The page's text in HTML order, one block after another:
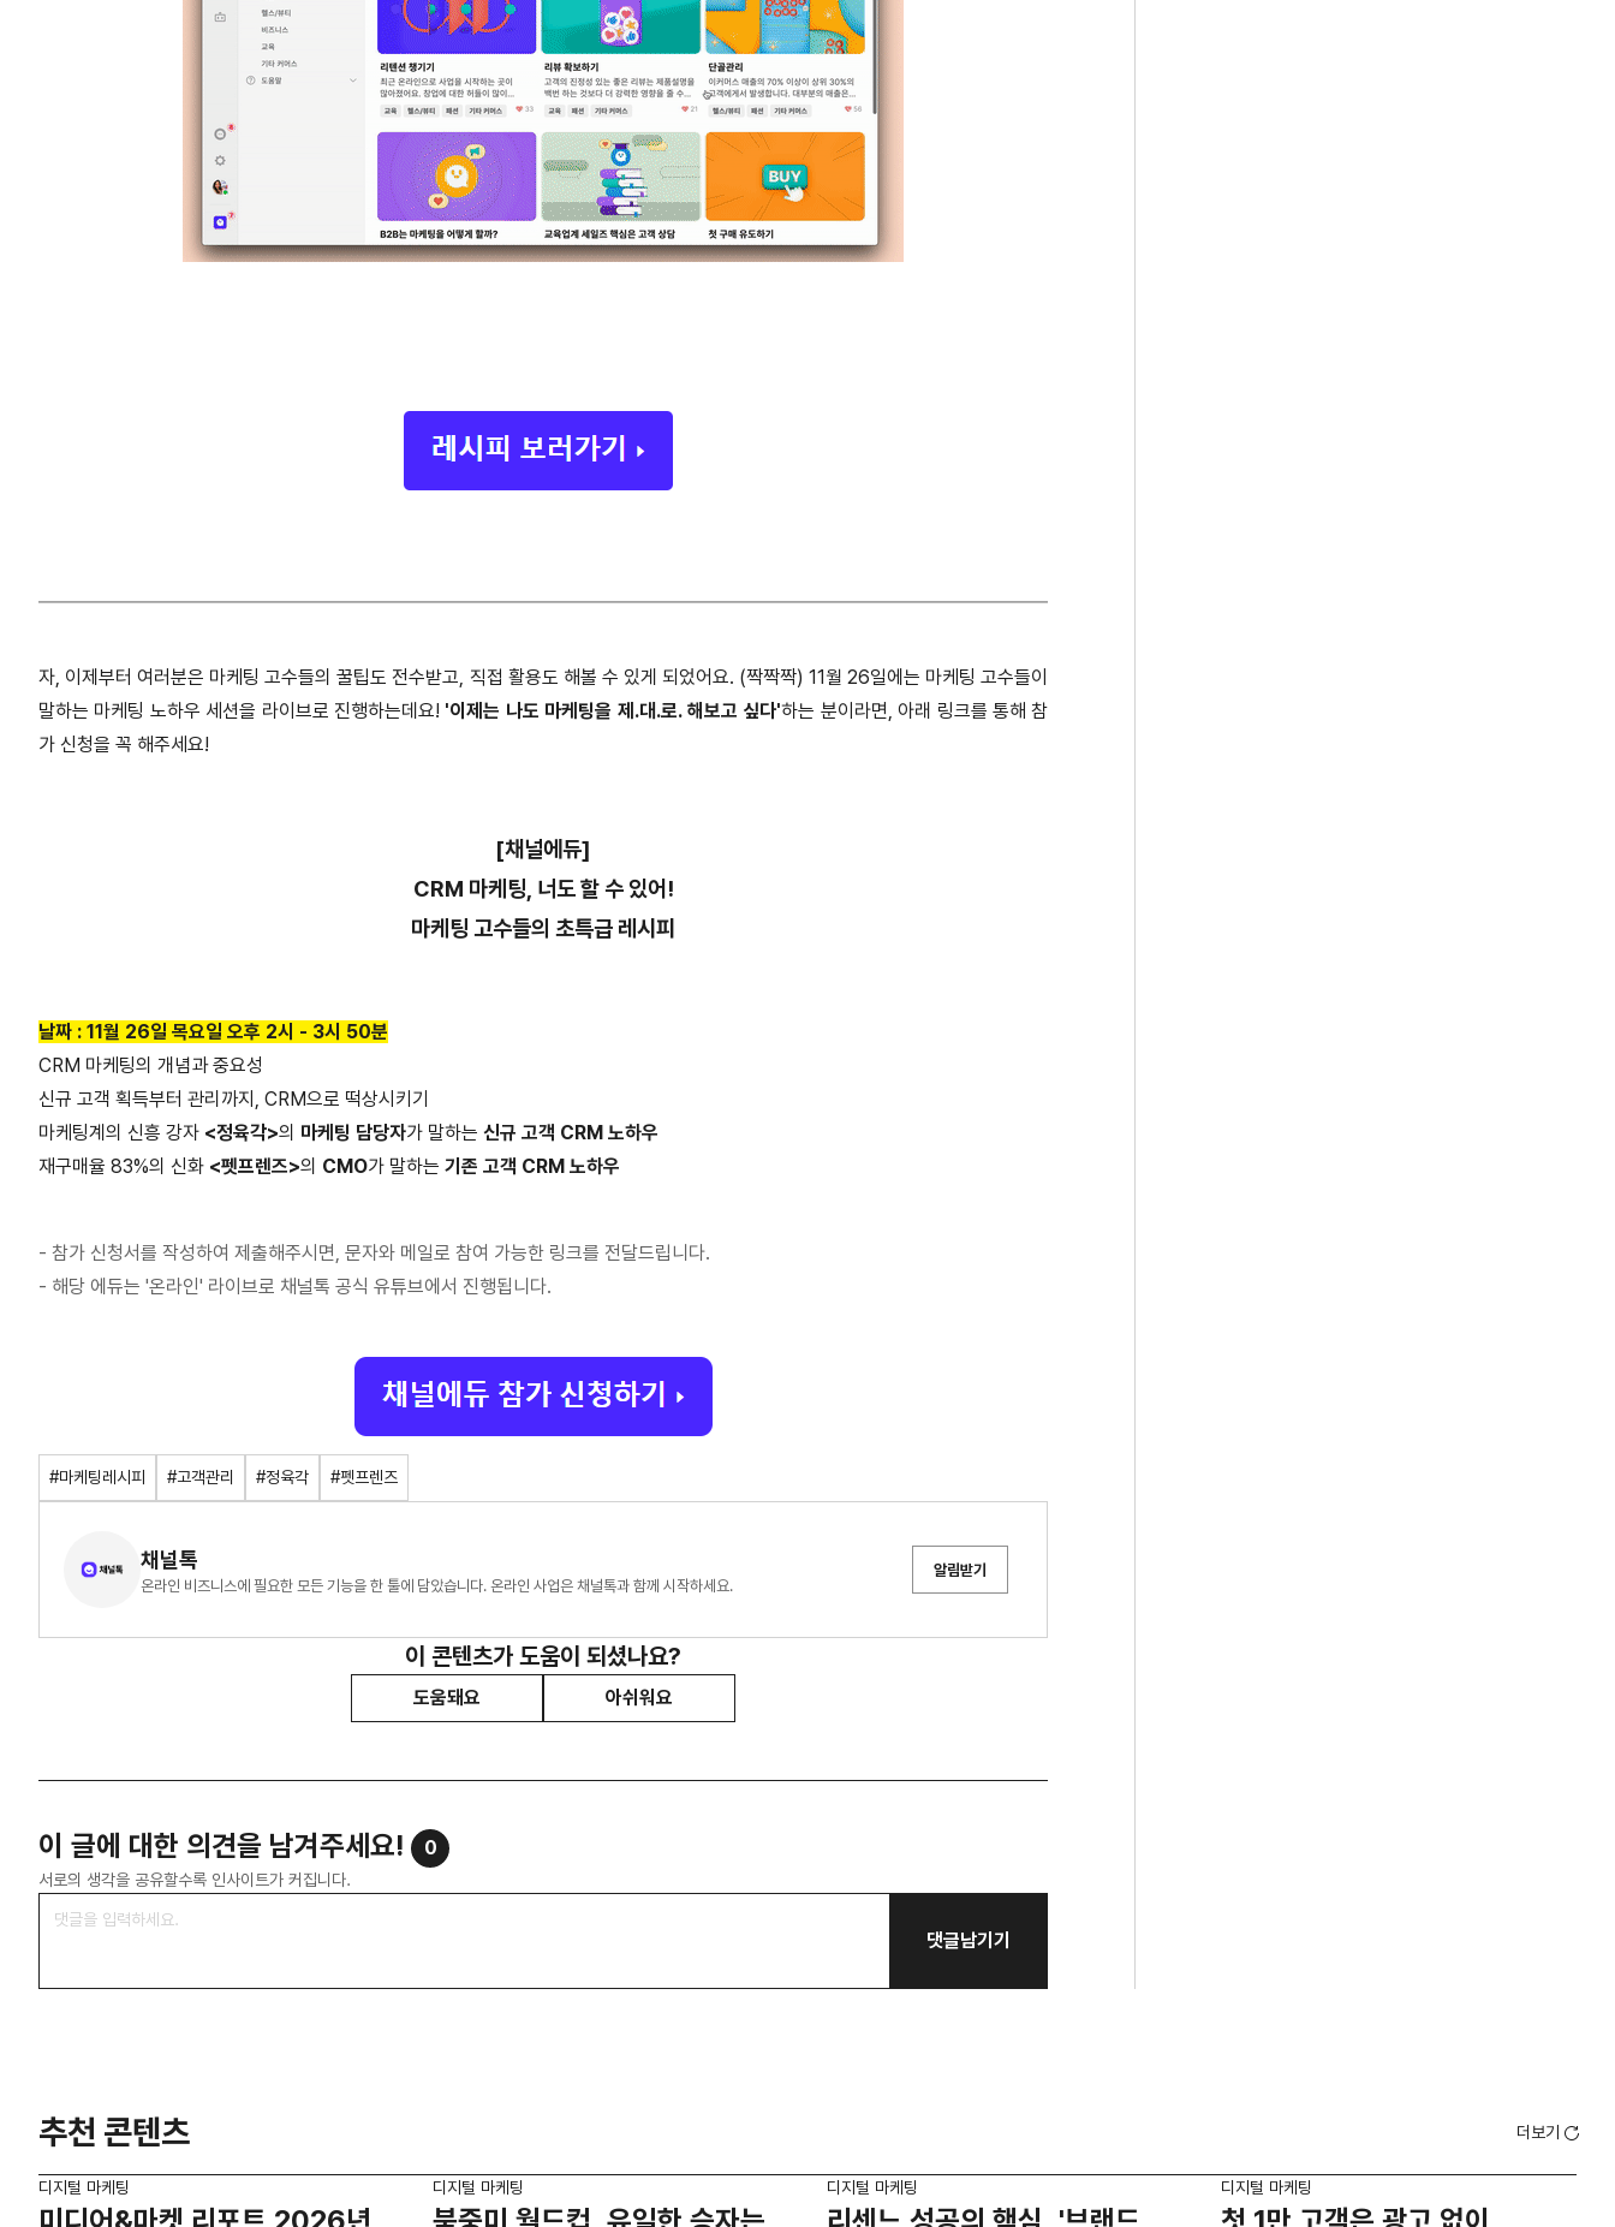
자, 이제부터 여러분은 마케팅 고수들의 꿀팁도 전수받고, 직접 활용도 해볼 수 있게 되었어요. (짝짝짝) 11월 26일에는 마케팅 고수들이
말하는 마케팅 노하우 세션을 라이브로 진행하는데요! '이제는 나도 마케팅을 제.대.로. 해보고 싶다'하는 분이라면, 아래 링크를 통해 참
가 신청을 꼭 해주세요!
[채널에듀]
CRM 마케팅, 너도 할 수 있어!
마케팅 고수들의 초특급 레시피
날짜 : 11월 26일 목요일 오후 2시 - 3시 50분
CRM 마케팅의 개념과 중요성
신규 고객 획득부터 관리까지, CRM으로 떡상시키기
마케팅계의 신흥 강자 <정육각>의 마케팅 담당자가 말하는 신규 고객 CRM 노하우
재구매율 83%의 신화 <펫프렌즈>의 CMO가 말하는 기존 고객 CRM 노하우
- 참가 신청서를 작성하여 제출해주시면, 문자와 메일로 참여 가능한 링크를 전달드립니다.
- 해당 에듀는 '온라인' 라이브로 채널톡 공식 유튜브에서 진행됩니다.
#마케팅레시피 #고객관리 #정육각 #펫프렌즈
채널톡
온라인 비즈니스에 필요한 모든 기능을 한 툴에 담았습니다. 온라인 사업은 채널톡과 함께 시작하세요.
알림받기
이 콘텐츠가 도움이 되셨나요?
도움돼요 아쉬워요
이 글에 대한 의견을 남겨주세요! 0
서로의 생각을 공유할수록 인사이트가 커집니다.
댓글남기기
추천 콘텐츠 더보기
디지털 마케팅 디지털 마케팅 디지털 마케팅 디지털 마케팅